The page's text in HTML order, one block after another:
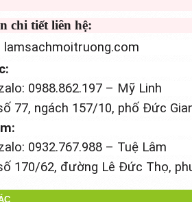
chi tiết liên hệ:
lamsachmoitruong.com
0988.862.197 – Mỹ Linh
77, ngách 157/10, phố Đức
0932.767.988 – Tuệ Lâm
170/62, đường Lê Đức Thọ,